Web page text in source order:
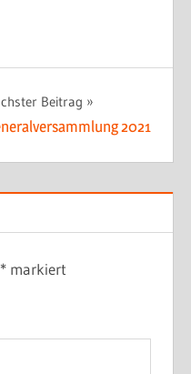
Beitrag
2021
* markiert